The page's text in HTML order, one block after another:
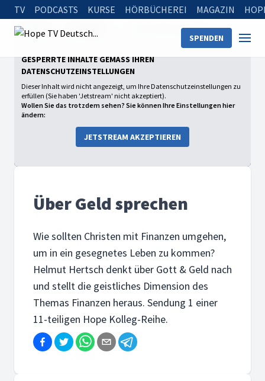
TV PODCASTS KURSE HÖRBÜCHEREI MAGAZIN
SPENDEN
Startseite Über Geld sprechen
GESPERRTE INHALTE GEMÄSS IHREN D
ATENSCHUTZEINSTELLUNGEN
Dieser Inhalt wird nicht angezeigt, um Ihre Datenschutzeinstellungen zu
erfüllen (Sie haben 'Jetstream' nicht akzeptiert).
Wollen Sie das trotzdem sehen? Sie können Ihre Einstellungen hier
ändern:
JETSTREAM AKZEPTIEREN
Über Geld sprechen
Wie sollten Christen mit Finanzen umgehen,
um in ein gesegnetes Leben zu kommen?
Helmut Hertsch denkt über Gott & Geld nach
und stellt die geistliches Dimension des
Themas Finanzen heraus. Sendung 1 einer
11-teiligen Hope Kolleg-Reihe.